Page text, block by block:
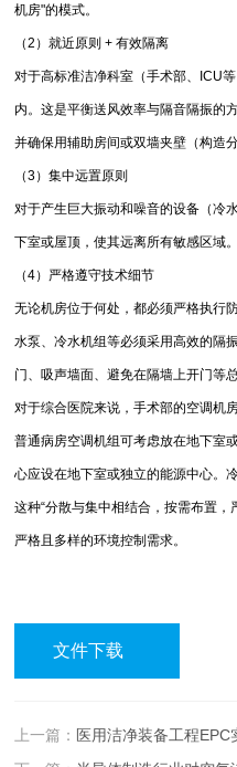
机房"的模式。
（2）就近原则 + 有效隔离
对于高标准洁净科室（手术部、ICU
内。这是平衡送风效率与隔音隔振的
并确保用辅助房间或双墙夹壁（构造
（3）集中远置原则
对于产生巨大振动和噪音的设备（冷
下室或屋顶，使其远离所有敏感区域。
（4）严格遵守技术细节
无论机房位于何处，都必须严格执行
水泵、冷水机组等必须采用高效的隔
门、吸声墙面、避免在隔墙上开门等
对于综合医院来说，手术部的空调机
普通病房空调机组可考虑放在地下室
心应设在地下室或独立的能源中心。
这种“分散与集中相结合，按需布置，
严格且多样的环境控制需求。
文件下载
上一篇： 医用洁净装备工程EPC